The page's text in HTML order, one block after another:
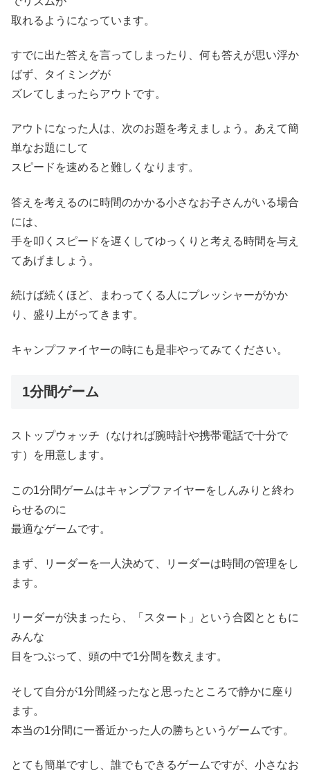
取れるようになっています。
すでに出た答えを言ってしまったり、何も答えが思い浮か
ばず、タイミングが
ズレてしまったらアウトです。
アウトになった人は、次のお題を考えましょう。あえて簡
単なお題にして
スピードを速めると難しくなります。
答えを考えるのに時間のかかる小さなお子さんがいる場合
には、
手を叩くスピードを遅くしてゆっくりと考える時間を与え
てあげましょう。
続けば続くほど、まわってくる人にプレッシャーがかか
り、盛り上がってきます。
キャンプファイヤーの時にも是非やってみてください。
1分間ゲーム
ストップウォッチ（なければ腕時計や携帯電話で十分で
す）を用意します。
この1分間ゲームはキャンプファイヤーをしんみりと終わ
らせるのに
最適なゲームです。
まず、リーダーを一人決めて、リーダーは時間の管理をし
ます。
リーダーが決まったら、「スタート」という合図とともに
みんな
目をつぶって、頭の中で1分間を数えます。
そして自分が1分間経ったなと思ったところで静かに座り
ます。
本当の1分間に一番近かった人の勝ちというゲームです。
とても簡単ですし、誰でもできるゲームですが、小さなお